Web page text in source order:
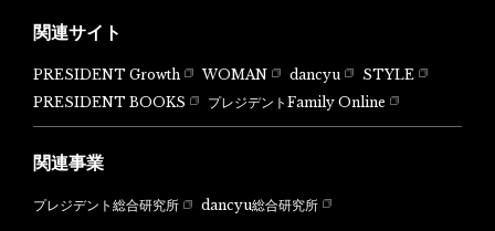
関連サイト
PRESIDENT Growth WOMAN dancyu
STYLE
PRESIDENT BOOKS
プレジデントFamily Online
関連事業
プレジデント総合研究所 dancyu総合研究所